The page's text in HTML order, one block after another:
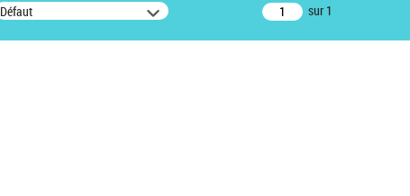
Défaut sur 1